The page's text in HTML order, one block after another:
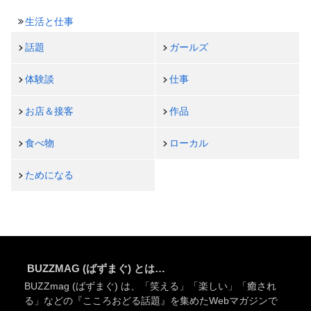
生活と仕事
話題 ガールズ
体験談 仕事
お店＆接客 作品
食べ物 ローカル
ためになる
BUZZMAG (ばずまぐ) とは…
BUZZmag (ばずまぐ) は、「笑える」「楽しい」「癒され
る」などの『こころおどる話題』を集めたWebマガジンで